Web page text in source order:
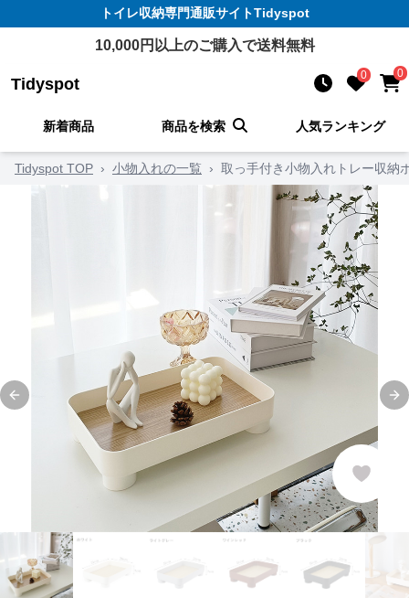
トイレ収納専門通販サイトTidyspot
10,000円以上のご購入で送料無料
Tidyspot 0 0
新着商品 商品を検索 人気ランキング
Tidyspot TOP › 小物入れの一覧 › 取っ手付き小物入れトレー収納
Previous slide